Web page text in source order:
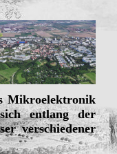
Mikroelektronik
entlang der
verschiedener